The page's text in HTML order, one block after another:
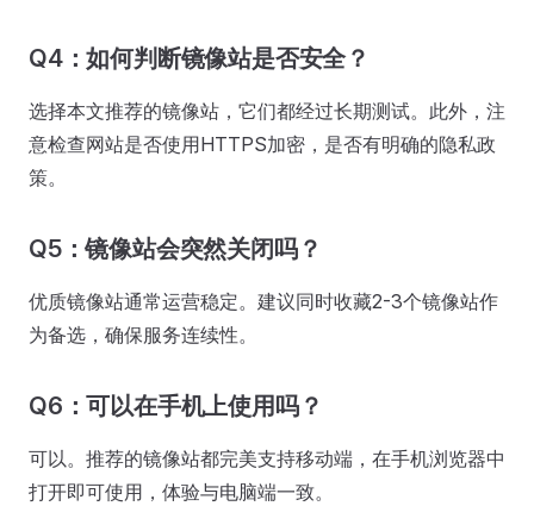
Q4：如何判断镜像站是否安全？
选择本文推荐的镜像站，它们都经过长期测试。此外，注
意检查网站是否使用HTTPS加密，是否有明确的隐私政
策。
Q5：镜像站会突然关闭吗？
优质镜像站通常运营稳定。建议同时收藏2-3个镜像站作
为备选，确保服务连续性。
Q6：可以在手机上使用吗？
可以。推荐的镜像站都完美支持移动端，在手机浏览器中
打开即可使用，体验与电脑端一致。